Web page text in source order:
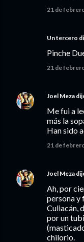
21 de
Un tercero
Pinche
21 de
Joel Meza
Me fui a
más la
Han sido
21 de
Joel Meza
Ah, por
persona y
Culiacán,
por un
chilorio.